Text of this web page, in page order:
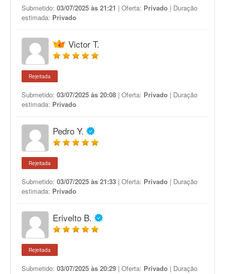
Submetido: 03/07/2025 às 21:21 | Oferta: Privado | Duração
estimada: Privado
Victor T.
Rejeitada
Submetido: 03/07/2025 às 20:08 | Oferta: Privado | Duração
estimada: Privado
Pedro Y.
Rejeitada
Submetido: 03/07/2025 às 21:33 | Oferta: Privado | Duração
estimada: Privado
Erivelto B.
Rejeitada
Submetido: 03/07/2025 às 20:29 | Oferta: Privado | Duração